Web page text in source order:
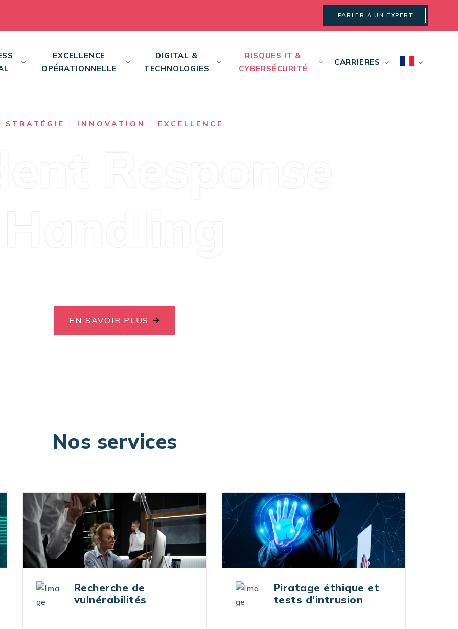
PARLER À UN EXPERT
EXCELLENCE
OPÉRATIONNELLE
DIGITAL &
TECHNOLOGIES
RISQUES IT &
CYBERSÉCURITÉ
CARRIERES
STRATÉGIE . INNOVATION . EXCELLENCE
Response
Handling
EN SAVOIR PLUS
Nos services
Piratage éthique et
tests d’intrusion
Incident Response
Handling